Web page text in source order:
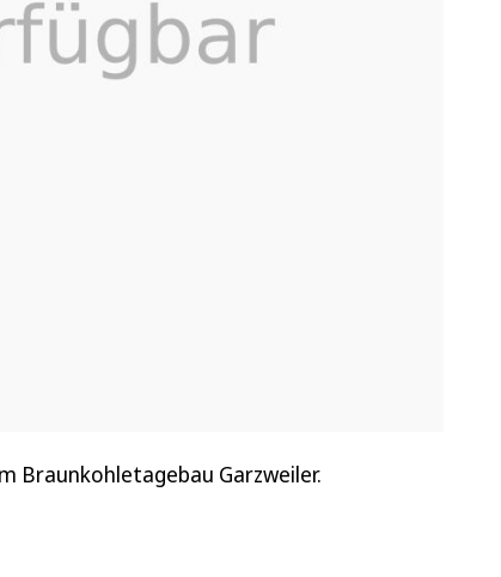
Braunkohletagebau Garzweiler.